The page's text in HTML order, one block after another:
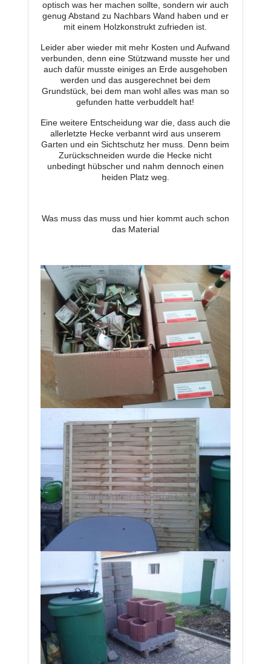
optisch was her machen sollte, sondern wir auch
genug Abstand zu Nachbars Wand haben und er
mit einem Holzkonstrukt zufrieden ist.
Leider aber wieder mit mehr Kosten und Aufwand
verbunden, denn eine Stützwand musste her und
auch dafür musste einiges an Erde ausgehoben
werden und das ausgerechnet bei dem
Grundstück, bei dem man wohl alles was man so
gefunden hatte verbuddelt hat!
Eine weitere Entscheidung war die, dass auch die
allerletzte Hecke verbannt wird aus unserem
Garten und ein Sichtschutz her muss. Denn beim
Zurückschneiden wurde die Hecke nicht
unbedingt hübscher und nahm dennoch einen
heiden Platz weg.
Was muss das muss und hier kommt auch schon
das Material